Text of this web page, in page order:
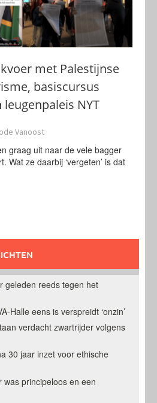
met Palestijnse
basiscursus
NYT
Vanoost
graag uit naar de vele bagger
Wat ze daarbij ‘vergeten’ is dat
geleden reeds tegen het
Halle eens is verspreidt ‘onzin’
verdacht zwartrijder volgens
30 jaar inzet voor ethische
was principeloos en een